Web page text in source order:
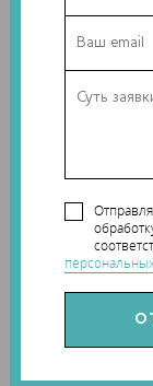
3D-принтера
собственные
доступного
будет доступен
приложение
инструкций в